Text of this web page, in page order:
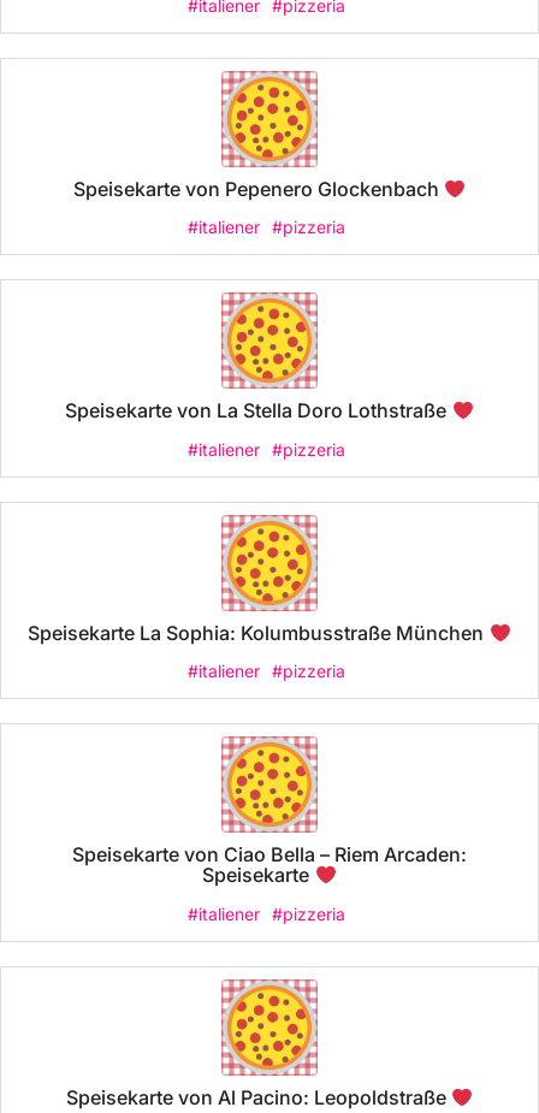
#italiener #pizzeria
Speisekarte von Pepenero Glockenbach
#italiener #pizzeria
Speisekarte von La Stella Doro Lothstraße
#italiener #pizzeria
Speisekarte La Sophia: Kolumbusstraße München
#italiener #pizzeria
Speisekarte von Ciao Bella – Riem Arcaden:
Speisekarte
#italiener #pizzeria
Speisekarte von Al Pacino: Leopoldstraße